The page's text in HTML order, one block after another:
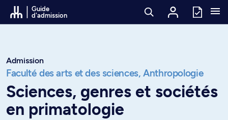
Passer au contenu
Guide
d'admission
Admission
Faculté des arts et des sciences, Anthropologie
Sciences, genres et sociétés
en primatologie